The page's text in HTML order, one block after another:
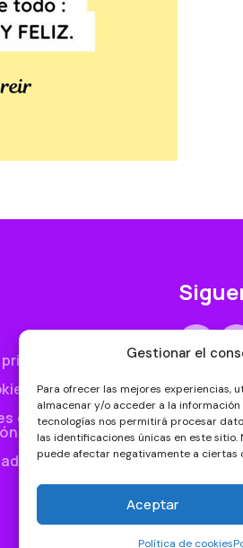
Gestionar el
Para ofrecer las mejores experiencias,
almacenar y/o acceder a la
tecnologías nos permitirá procesar
las identificaciones únicas en este
puede afectar negativamente a ciertas
Aceptar
Política de cookies
generales de